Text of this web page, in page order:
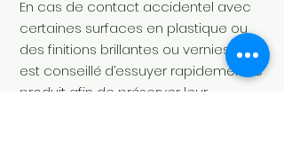
En cas de contact accidentel avec
certaines surfaces en plastique ou
des finitions brillantes ou vernies, il
est conseillé d’essuyer rapidement le
produit afin de préserver leur